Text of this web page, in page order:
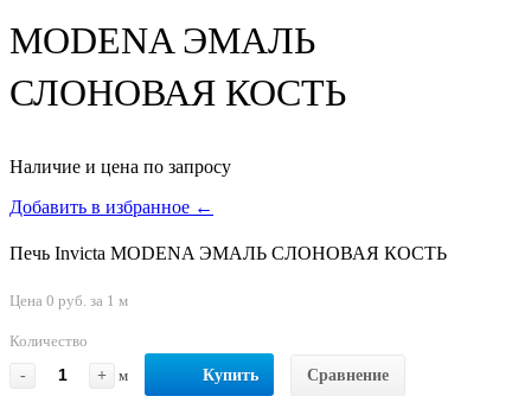
MODENA ЭМАЛЬ
СЛОНОВАЯ КОСТЬ
Наличие и цена по запросу
Добавить в избранное ←
Печь Invicta MODENA ЭМАЛЬ СЛОНОВАЯ КОСТЬ
Цена 0 руб. за 1 м
Количество
-
+ м Купить Сравнение